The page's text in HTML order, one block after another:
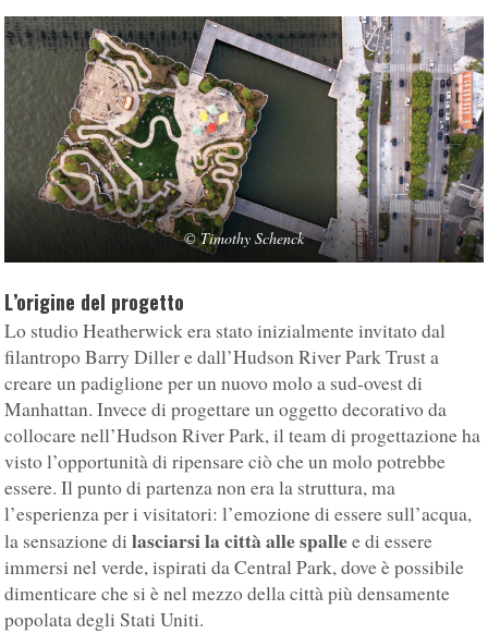
© Timothy Schenck
L’origine del progetto
Lo studio Heatherwick era stato inizialmente invitato dal
filantropo Barry Diller e dall’Hudson River Park Trust a
creare un padiglione per un nuovo molo a sud-ovest di
Manhattan. Invece di progettare un oggetto decorativo da
collocare nell’Hudson River Park, il team di progettazione ha
visto l’opportunità di ripensare ciò che un molo potrebbe
essere. Il punto di partenza non era la struttura, ma
l’esperienza per i visitatori: l’emozione di essere sull’acqua,
la sensazione dilasciarsi la città alle spallee di essere
immersi nel verde, ispirati da Central Park, dove è possibile
dimenticare che si è nel mezzo della città più densamente
popolata degli Stati Uniti.